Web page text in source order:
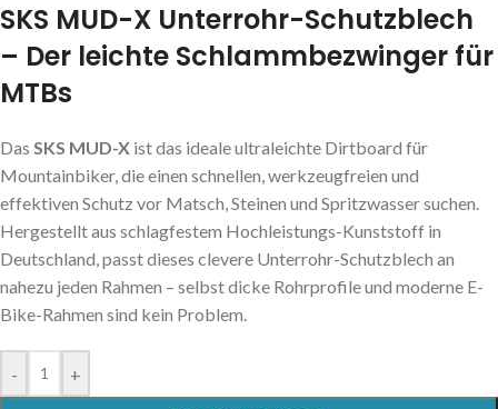
SKS MUD-X Unterrohr-Schutzblech
– Der leichte Schlammbezwinger für
MTBs
Das SKS MUD-X ist das ideale ultraleichte Dirtboard für
Mountainbiker, die einen schnellen, werkzeugfreien und
effektiven Schutz vor Matsch, Steinen und Spritzwasser suchen.
Hergestellt aus schlagfestem Hochleistungs-Kunststoff in
Deutschland, passt dieses clevere Unterrohr-Schutzblech an
nahezu jeden Rahmen – selbst dicke Rohrprofile und moderne E-
Bike-Rahmen sind kein Problem.
- +